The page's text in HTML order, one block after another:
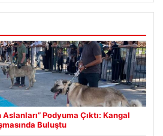
Aslanları” Podyuma Çıktı: Kangal
Buluştu